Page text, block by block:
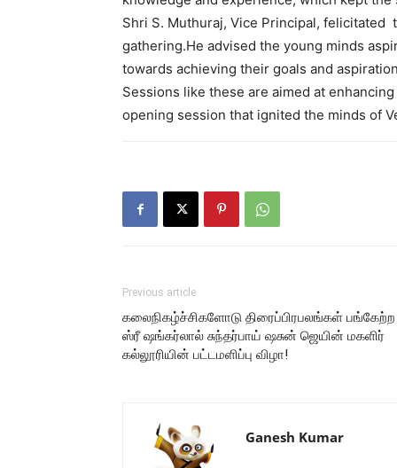
Shri S. Muthuraj, Vice Principal, felicitated
gathering.He advised the young minds
towards achieving their goals and
Sessions like these are aimed at
opening session that ignited the minds of
Previous article
கலைநிகழ்ச்சிகளோடு திரைப்பிரபலங்கள் பங்கேற்ற
ஸ்ரீ ஷங்கர்லால் சுந்தர்பாய் ஷசுன் ஜெயின் மகளிர்
கல்லூரியின் பட்டமளிப்பு விழா!
Ganesh Kumar